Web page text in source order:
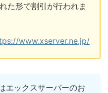
た形で割引が行われま
www.xserver.ne.jp/
エックスサーバーのお